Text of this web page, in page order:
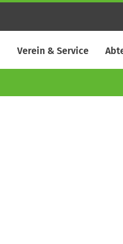
Verein & Service